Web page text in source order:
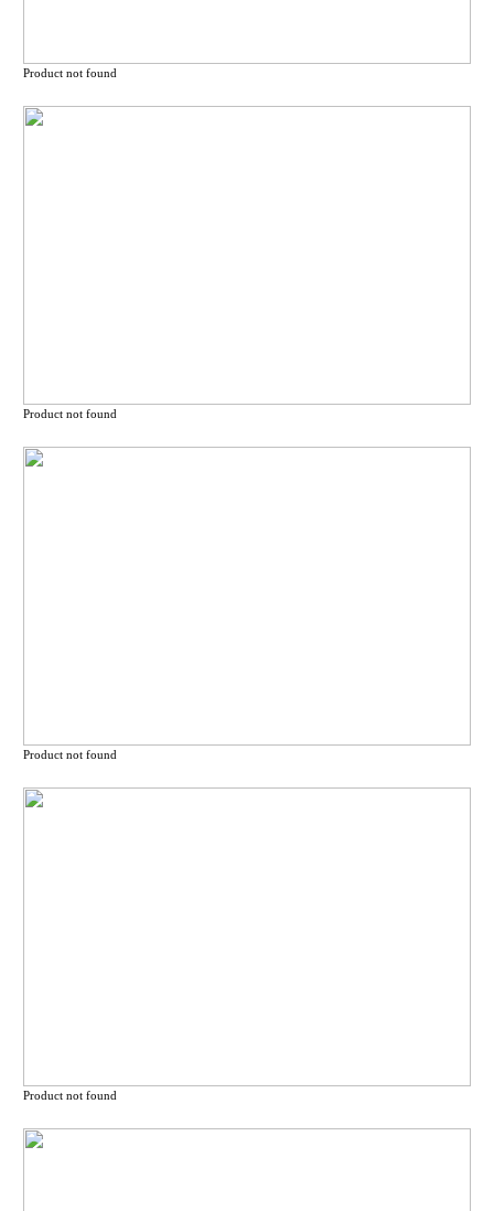
Product not found
Product not found
Product not found
Product not found